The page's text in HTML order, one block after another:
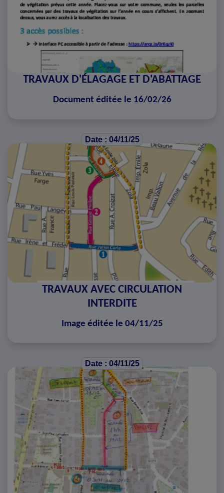
TRAVAUX D'ÉLAGAGE ET D'ABATTAGE
Document éditée le 16/02/26
Date : 04/11/25
TRAVAUX AVEC CIRCULATION
INTERDITE
Image éditée le 04/11/25
Date : 04/11/25